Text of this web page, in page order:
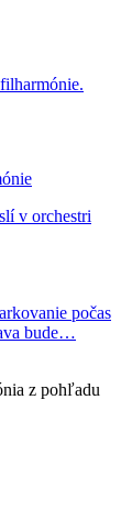
počas
bude…